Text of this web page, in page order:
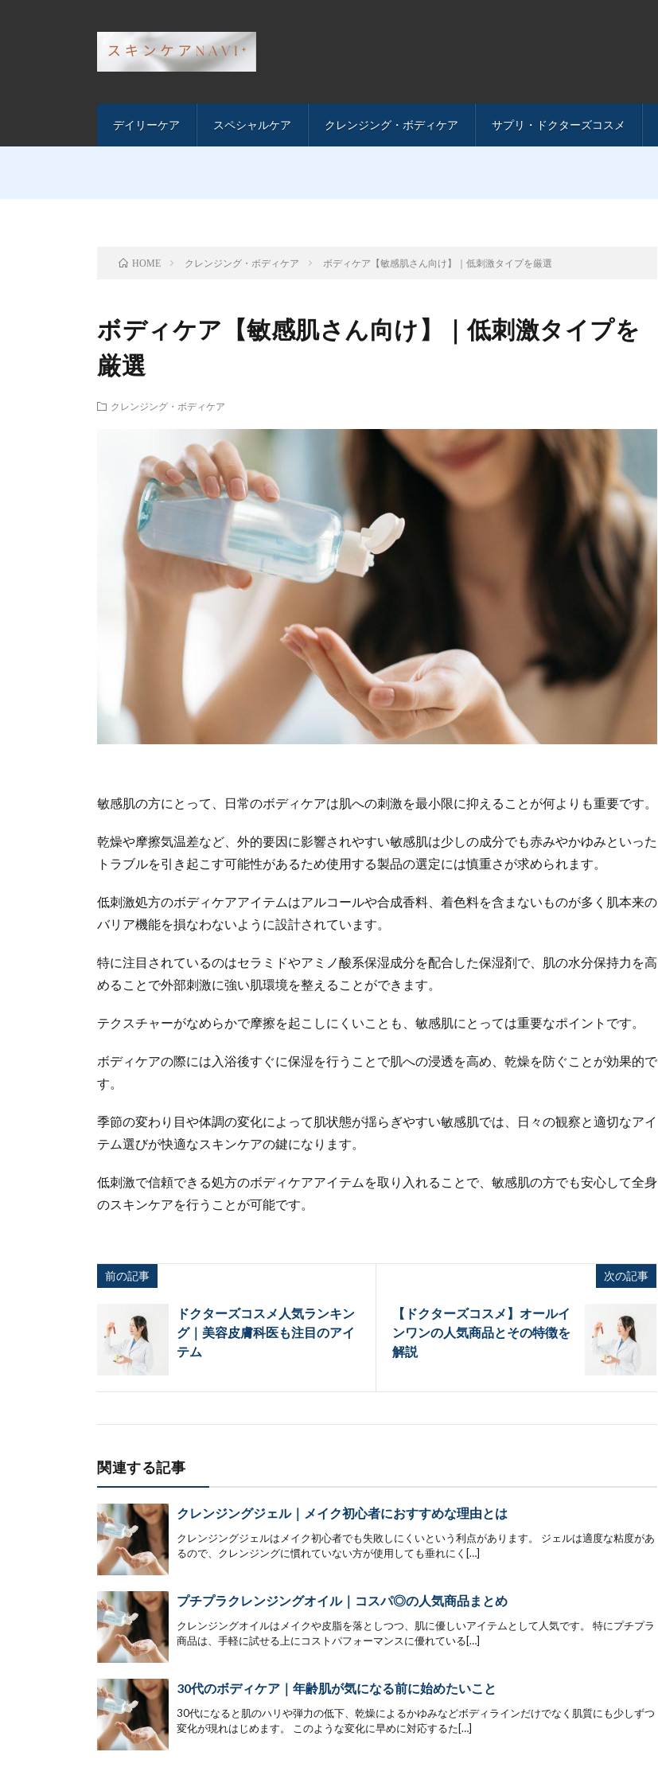
デイリーケア スペシャルケア クレンジング・ボディケア サプリ・ドクターズコスメ
HOME クレンジング・ボディケア ボディケア【敏感肌さん向け】｜低刺激タイプを厳選
ボディケア【敏感肌さん向け】｜低刺激タイプを
厳選
クレンジング・ボディケア
敏感肌の方にとって、日常のボディケアは肌への刺激を最小限に抑えることが何よりも重要です。
乾燥や摩擦気温差など、外的要因に影響されやすい敏感肌は少しの成分でも赤みやかゆみといった
トラブルを引き起こす可能性があるため使用する製品の選定には慎重さが求められます。
低刺激処方のボディケアアイテムはアルコールや合成香料、着色料を含まないものが多く肌本来の
バリア機能を損なわないように設計されています。
特に注目されているのはセラミドやアミノ酸系保湿成分を配合した保湿剤で、肌の水分保持力を高
めることで外部刺激に強い肌環境を整えることができます。
テクスチャーがなめらかで摩擦を起こしにくいことも、敏感肌にとっては重要なポイントです。
ボディケアの際には入浴後すぐに保湿を行うことで肌への浸透を高め、乾燥を防ぐことが効果的で
す。
季節の変わり目や体調の変化によって肌状態が揺らぎやすい敏感肌では、日々の観察と適切なアイ
テム選びが快適なスキンケアの鍵になります。
低刺激で信頼できる処方のボディケアアイテムを取り入れることで、敏感肌の方でも安心して全身
のスキンケアを行うことが可能です。
前の記事
ドクターズコスメ人気ランキン
グ｜美容皮膚科医も注目のアイ
テム
次の記事
【ドクターズコスメ】オールイ
ンワンの人気商品とその特徴を
解説
関連する記事
クレンジングジェル｜メイク初心者におすすめな理由とは
クレンジングジェルはメイク初心者でも失敗しにくいという利点があります。 ジェルは適度な粘度があ
るので、クレンジングに慣れていない方が使用しても垂れにく[…]
プチプラクレンジングオイル｜コスパ◎の人気商品まとめ
クレンジングオイルはメイクや皮脂を落としつつ、肌に優しいアイテムとして人気です。 特にプチプラ
商品は、手軽に試せる上にコストパフォーマンスに優れている[…]
30代のボディケア｜年齢肌が気になる前に始めたいこと
30代になると肌のハリや弾力の低下、乾燥によるかゆみなどボディラインだけでなく肌質にも少しずつ
変化が現れはじめます。 このような変化に早めに対応するた[…]